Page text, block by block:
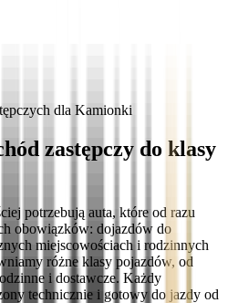
dla Kamionki
zastępczy do klasy
potrzebują auta, które od razu
obowiązków: dojazdów do
miejscowościach i rodzinnych
różne klasy pojazdów, od
i dostawcze. Każdy
technicznie i gotowy do jazdy od